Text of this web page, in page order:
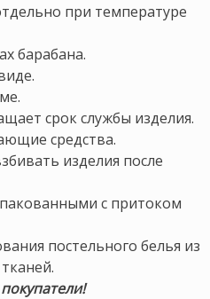
при температуре
барабана.
срок службы изделия.
средства.
изделия после
с притоком
постельного белья из